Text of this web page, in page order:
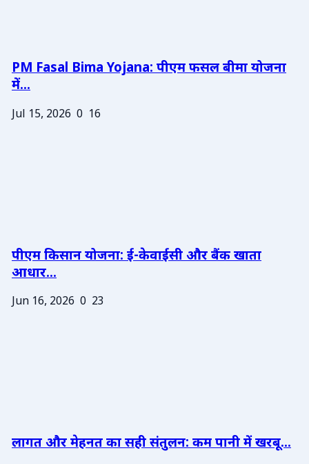
PM Fasal Bima Yojana: पीएम फसल बीमा योजना
में...
Jul 15, 2026 0 16
पीएम किसान योजना: ई-केवाईसी और बैंक खाता
आधार...
Jun 16, 2026 0 23
लागत और मेहनत का सही संतुलन: कम पानी में खरबू...